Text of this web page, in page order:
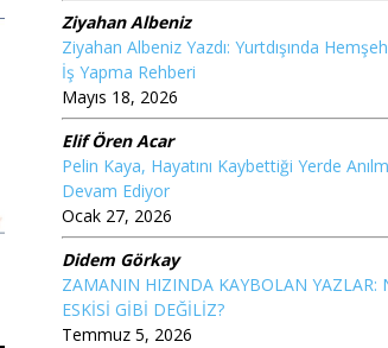
Ziyahan Albeniz
Ziyahan Albeniz Yazdı: Yurtdışında
İş Yapma Rehberi
Mayıs 18, 2026
Elif Ören Acar
Pelin Kaya, Hayatını Kaybettiği Yerde
Devam Ediyor
Ocak 27, 2026
Didem Görkay
ZAMANIN HIZINDA KAYBOLAN YAZLAR:
ESKİSİ GİBİ DEĞİLİZ?
Temmuz 5, 2026